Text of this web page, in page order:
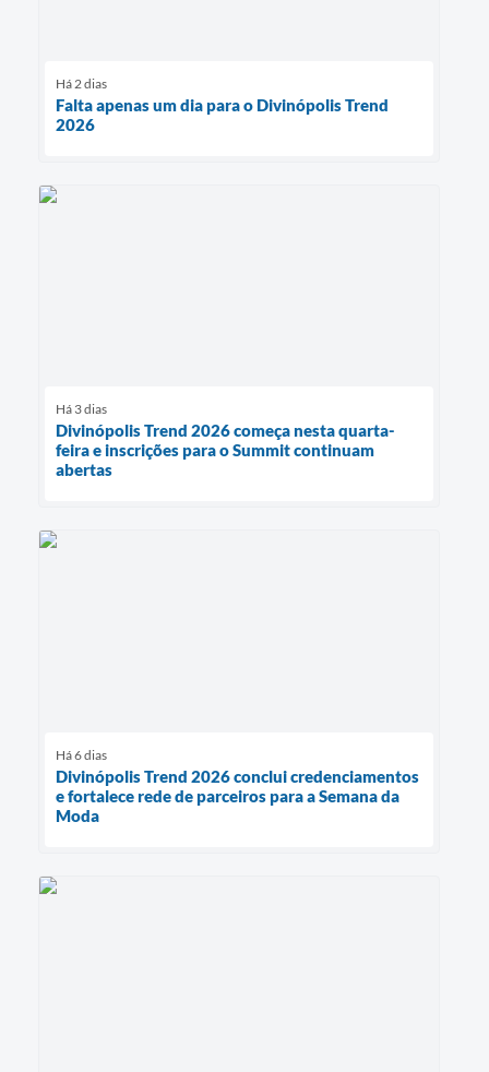
Há 2 dias
Falta apenas um dia para o Divinópolis Trend
2026
Há 3 dias
Divinópolis Trend 2026 começa nesta quarta-
feira e inscrições para o Summit continuam
abertas
Há 6 dias
Divinópolis Trend 2026 conclui credenciamentos
e fortalece rede de parceiros para a Semana da
Moda